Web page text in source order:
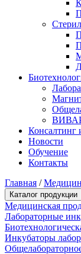
Консалтинг
Новости
Обучение
Контакты
Главная /
Каталог продукции
Медицинская
Лабораторные
Инкубаторы